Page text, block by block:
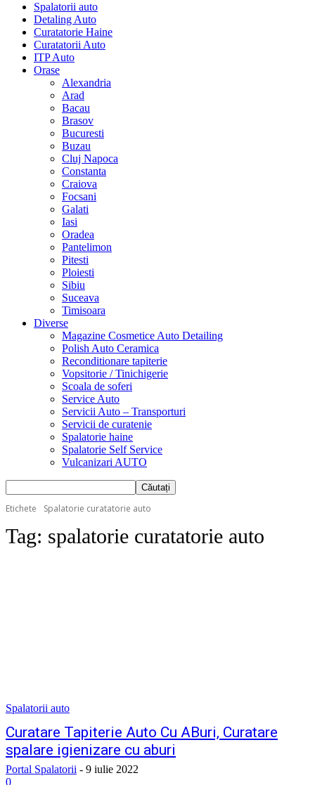
Spalatorii auto
Detaling Auto
Curatatorie Haine
Curatatorii Auto
ITP Auto
Orase
Alexandria
Arad
Bacau
Brasov
Bucuresti
Buzau
Cluj Napoca
Constanta
Craiova
Focsani
Galati
Iasi
Oradea
Pantelimon
Pitesti
Ploiesti
Sibiu
Suceava
Timisoara
Diverse
Magazine Cosmetice Auto Detailing
Polish Auto Ceramica
Reconditionare tapiterie
Vopsitorie / Tinichigerie
Scoala de soferi
Service Auto
Servicii Auto – Transporturi
Servicii de curatenie
Spalatorie haine
Spalatorie Self Service
Vulcanizari AUTO
Etichete Spalatorie curatatorie auto
Tag: spalatorie curatatorie auto
Spalatorii auto
Curatare Tapiterie Auto Cu ABuri, Curatare
spalare igienizare cu aburi
Portal Spalatorii - 9 iulie 2022
0